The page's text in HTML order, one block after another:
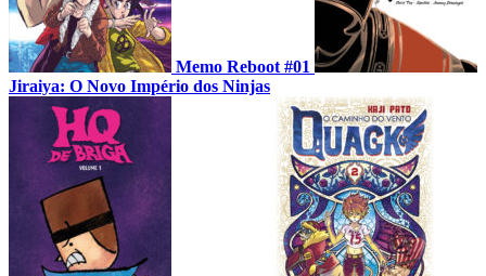
Memo Reboot #01
Jiraiya: O Novo Império dos Ninjas